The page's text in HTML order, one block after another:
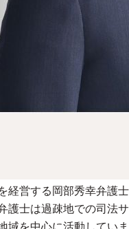
経営する岡部秀幸弁護士
護士は過疎地での司法サ
域を中心に活動していま